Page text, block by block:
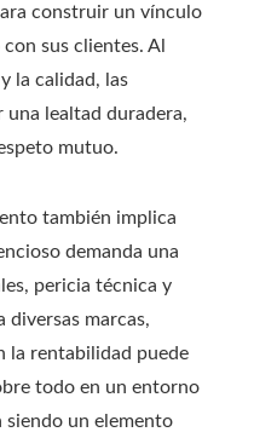
construir un vínculo
sus clientes. Al
la calidad, las
una lealtad duradera,
mutuo.
también implica
demanda una
pericia técnica y
diversas marcas,
la rentabilidad puede
todo en un entorno
un elemento